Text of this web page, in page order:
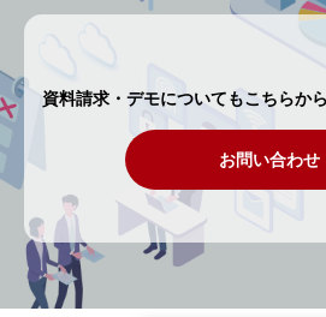
資料請求・デモについてもこちらか
お問い合わせ